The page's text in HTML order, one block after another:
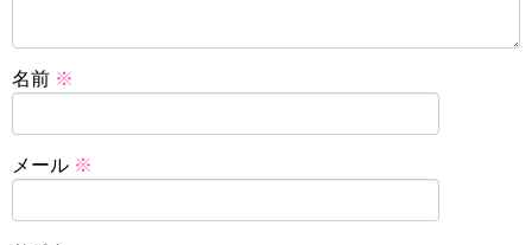
名前 ※
メール ※